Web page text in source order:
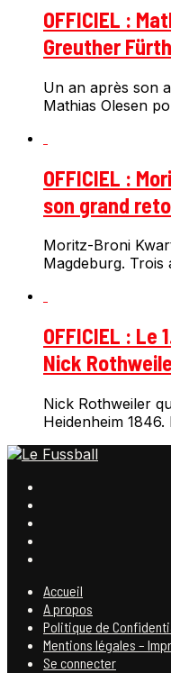
OFFICIEL :
Greuther
Un an après son
Mathias Olesen
OFFICIEL :
son grand
Moritz-Broni
Magdeburg. Trois
OFFICIEL : Le
Nick
Nick Rothweiler
Heidenheim 1846.
Accueil
A propos
Politique de
Mentions légales –
Se connecter